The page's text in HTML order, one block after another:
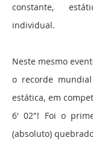
constante,
individual.
Neste mesmo
o recorde
estática, em
6′ 02″! Foi o
(absoluto)